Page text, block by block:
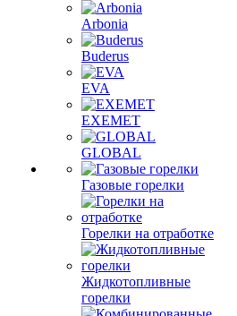
Arbonia
Buderus
EVA
EXEMET
GLOBAL
Газовые горелки
Горелки на отработке
Жидкотопливные
горелки